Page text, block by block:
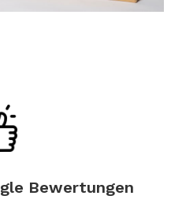
Bewertungen